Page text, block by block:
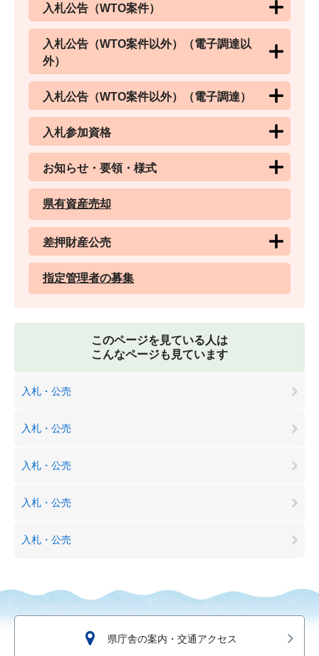
入札公告（WTO案件）
入札公告（WTO案件以外）（電子調達以
外）
入札公告（WTO案件以外）（電子調達）
入札参加資格
お知らせ・要領・様式
県有資産売却
差押財産公売
指定管理者の募集
このページを見ている人は
こんなページも見ています
入札・公売
入札・公売
入札・公売
入札・公売
入札・公売
県庁舎の案内・交通アクセス